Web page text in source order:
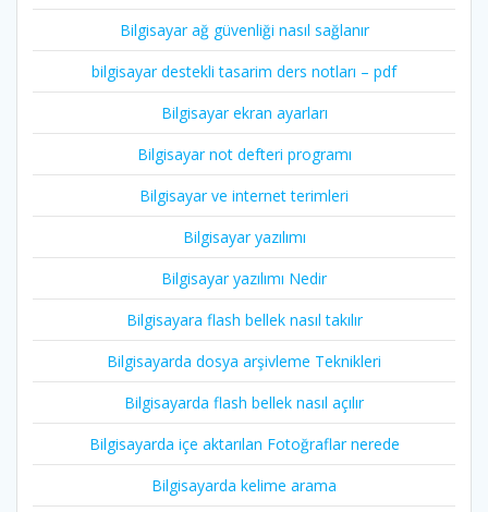
Bilgisayar ağ güvenliği nasıl sağlanır
bilgisayar destekli tasarim ders notları – pdf
Bilgisayar ekran ayarları
Bilgisayar not defteri programı
Bilgisayar ve internet terimleri
Bilgisayar yazılımı
Bilgisayar yazılımı Nedir
Bilgisayara flash bellek nasıl takılır
Bilgisayarda dosya arşivleme Teknikleri
Bilgisayarda flash bellek nasıl açılır
Bilgisayarda içe aktarılan Fotoğraflar nerede
Bilgisayarda kelime arama